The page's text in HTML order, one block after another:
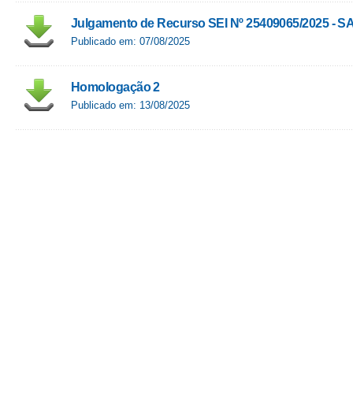
Julgamento de Recurso SEI Nº 25409065/2025 -
Publicado em: 07/08/2025
Homologação 2
Publicado em: 13/08/2025